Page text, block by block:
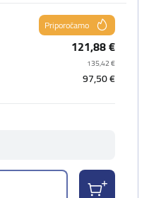
Priporočamo
121,88 €
135,42 €
97,50 €